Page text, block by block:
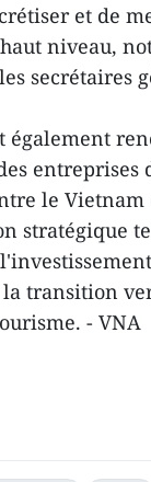
et de
niveau,
secrétaires
le
stratégique
transition
- VNA